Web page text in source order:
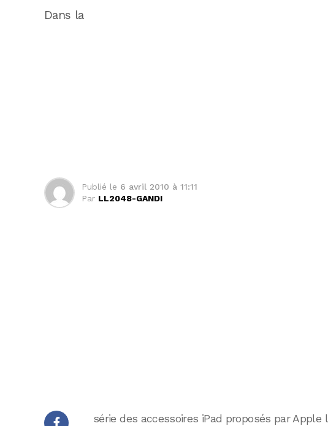
Dans la
Publié le 6 avril 2010 à 11:11
Par LL2048-GANDI
série des accessoires iPad proposés par Apple